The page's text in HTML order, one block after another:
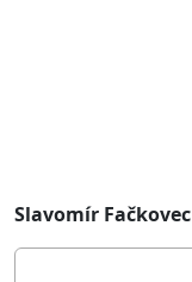
Slavomír Fačkovec